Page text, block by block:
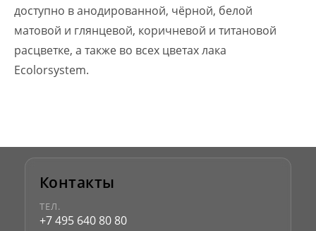
доступно в анодированной, чёрной, белой
матовой и глянцевой, коричневой и титановой
расцветке, а также во всех цветах лака
Ecolorsystem.
Контакты
ТЕЛ.
+7 495 640 80 80